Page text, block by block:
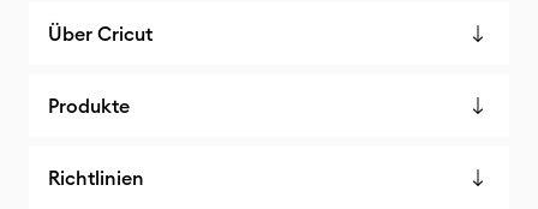
Über Cricut
Produkte
Richtlinien